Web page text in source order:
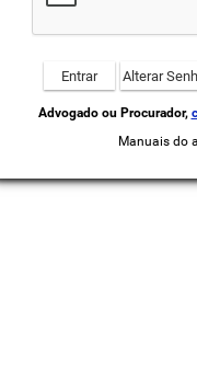
Advogado ou Procurador,
Manuais do